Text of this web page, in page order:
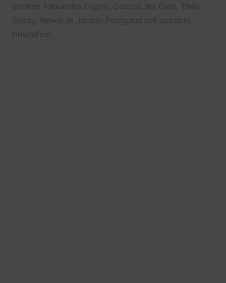
comme Alexandre Gigow, Coucou les Girls, Théo
Gordy, Newin et Jordan Perrigaud ont accepté
l’invitation.